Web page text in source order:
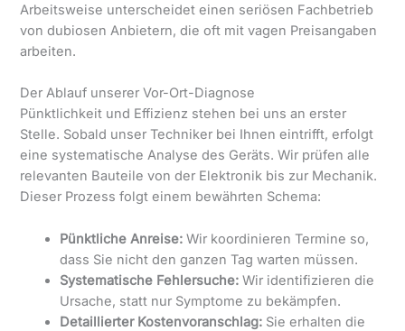
Arbeitsweise unterscheidet einen seriösen Fachbetrieb
von dubiosen Anbietern, die oft mit vagen Preisangaben
arbeiten.
Der Ablauf unserer Vor-Ort-Diagnose
Pünktlichkeit und Effizienz stehen bei uns an erster
Stelle. Sobald unser Techniker bei Ihnen eintrifft, erfolgt
eine systematische Analyse des Geräts. Wir prüfen alle
relevanten Bauteile von der Elektronik bis zur Mechanik.
Dieser Prozess folgt einem bewährten Schema:
Pünktliche Anreise: Wir koordinieren Termine so,
dass Sie nicht den ganzen Tag warten müssen.
Systematische Fehlersuche: Wir identifizieren die
Ursache, statt nur Symptome zu bekämpfen.
Detaillierter Kostenvoranschlag: Sie erhalten die